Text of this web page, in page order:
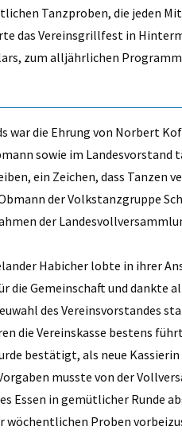
Tanzproben, die jeden
das Vereinsgrillfest in
zum alljährlichen
war die Ehrung von Norbert
sowie im Landesvorstand
ein Zeichen, dass
der Volkstanzgruppe
der
Habicher lobte in ihrer
die Gemeinschaft und dankte
des Vereinsvorstandes
die Vereinskasse bestens
bestätigt, als neue
musste von der
Essen in gemütlicher Runde
wöchentlichen Proben